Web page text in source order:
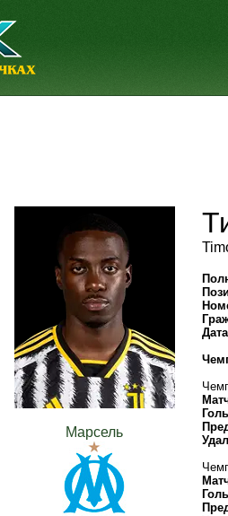
Марсель